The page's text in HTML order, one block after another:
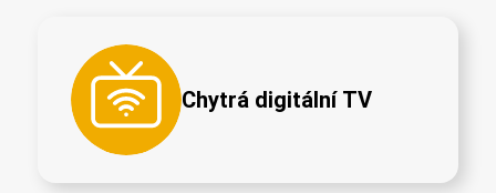
Chytrá digitální TV